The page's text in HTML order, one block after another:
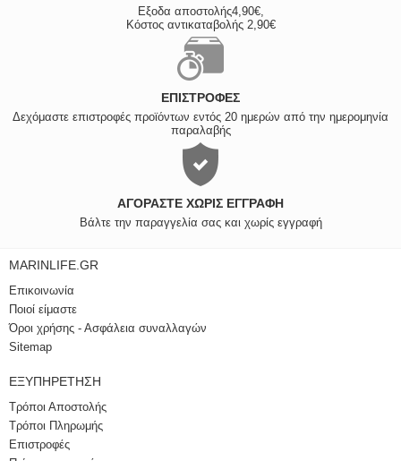
Εξοδα αποστολής4,90€,
Κόστος αντικαταβολής 2,90€
ΕΠΙΣΤΡΟΦΈΣ
Δεχόμαστε επιστροφές προϊόντων εντός 20 ημερών από την ημερομηνία
παραλαβής
ΑΓΟΡΆΣΤΕ ΧΩΡΊΣ ΕΓΓΡΑΦΉ
Βάλτε την παραγγελία σας και χωρίς εγγραφή
MARINLIFE.GR
Επικοινωνία
Ποιοί είμαστε
Όροι χρήσης - Ασφάλεια συναλλαγών
Sitemap
ΕΞΥΠΗΡΈΤΗΣΗ
Τρόποι Αποστολής
Τρόποι Πληρωμής
Επιστροφές